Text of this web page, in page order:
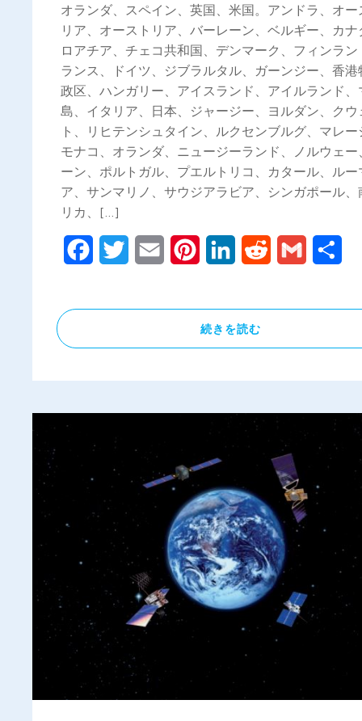
オランダ、スペイン、英国、米国。アンドラ、オー
リア、オーストリア、バーレーン、ベルギー、カナ
ロアチア、チェコ共和国、デンマーク、フィンラン
ランス、ドイツ、ジブラルタル、ガーンジー、香港
政区、ハンガリー、アイスランド、アイルランド、
島、イタリア、日本、ジャージー、ヨルダン、クウ
ト、リヒテンシュタイン、ルクセンブルグ、マレー
モナコ、オランダ、ニュージーランド、ノルウェー
ーン、ポルトガル、プエルトリコ、カタール、ルー
ア、サンマリノ、サウジアラビア、シンガポール、
リカ、[…]
FacebookTwitter Email PinterestLinkedIn Reddit Gmail
続きを読む